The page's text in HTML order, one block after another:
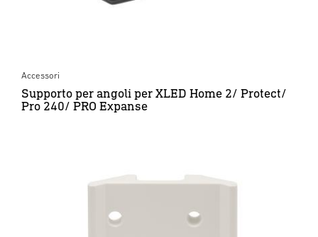
Accessori
Supporto per angoli per XLED Home 2/ Protect/
Pro 240/ PRO Expanse